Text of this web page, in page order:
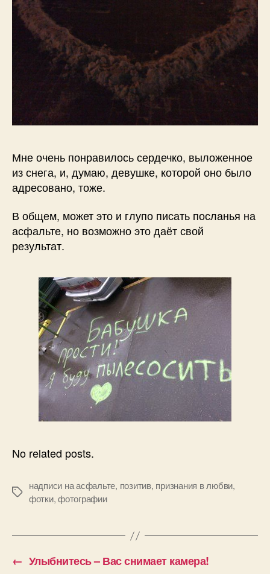
Мне очень понравилось сердечко, выложенное
из снега, и, думаю, девушке, которой оно было
адресовано, тоже.
В общем, может это и глупо писать посланья на
асфальте, но возможно это даёт свой
результат.
No related posts.
Позначки
надписи на асфальте, позитив, признания в любви,
фотки,фотографии
← Улыбнитесь – Вас снимает камера!